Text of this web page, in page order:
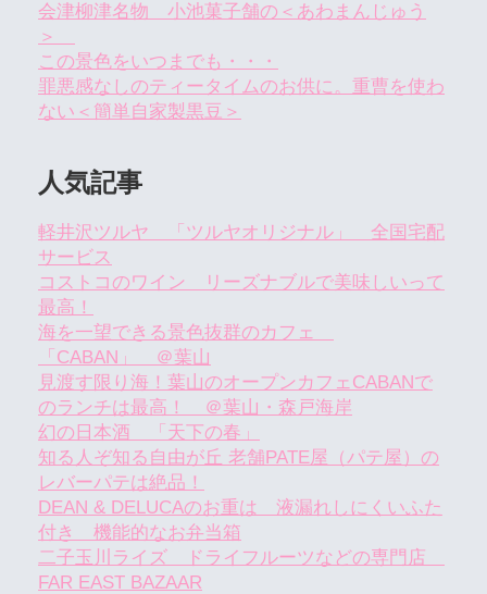
会津柳津名物 小池菓子舗の＜あわまんじゅう
＞
この景色をいつまでも・・・
罪悪感なしのティータイムのお供に。重曹を使わ
ない＜簡単自家製黒豆＞
人気記事
軽井沢ツルヤ 「ツルヤオリジナル」 全国宅配
サービス
コストコのワイン リーズナブルで美味しいって
最高！
海を一望できる景色抜群のカフェ
「CABAN」 ＠葉山
見渡す限り海！葉山のオープンカフェCABANで
のランチは最高！ ＠葉山・森戸海岸
幻の日本酒 「天下の春」
知る人ぞ知る自由が丘 老舗PATE屋（パテ屋）の
レバーパテは絶品！
DEAN & DELUCAのお重は 液漏れしにくいふた
付き 機能的なお弁当箱
二子玉川ライズ ドライフルーツなどの専門店
FAR EAST BAZAAR